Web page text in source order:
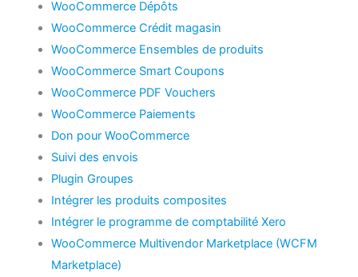
WooCommerce Dépôts
WooCommerce Crédit magasin
WooCommerce Ensembles de produits
WooCommerce Smart Coupons
WooCommerce PDF Vouchers
WooCommerce Paiements
Don pour WooCommerce
Suivi des envois
Plugin Groupes
Intégrer les produits composites
Intégrer le programme de comptabilité Xero
WooCommerce Multivendor Marketplace (WCFM
Marketplace)